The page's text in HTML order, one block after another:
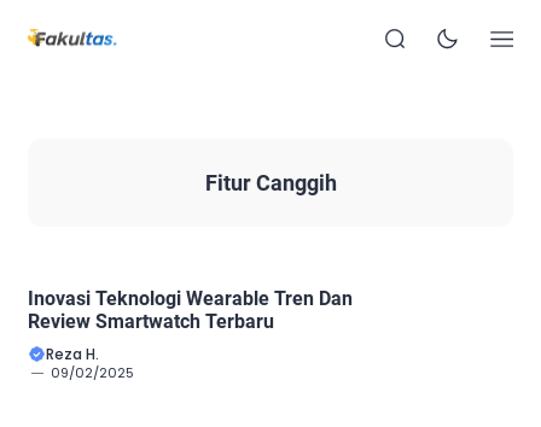
Fitur Canggih
Inovasi Teknologi Wearable Tren Dan
Review Smartwatch Terbaru
Reza H.
09/02/2025